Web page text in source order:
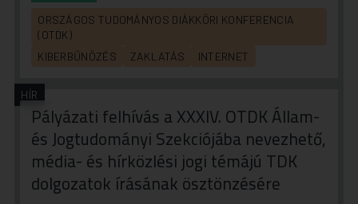
ORSZÁGOS TUDOMÁNYOS DIÁKKÖRI KONFERENCIA
(OTDK)
KIBERBŰNÖZÉS
ZAKLATÁS INTERNET
HÍR
Pályázati felhívás a XXXIV. OTDK Állam-
és Jogtudományi Szekciójába nevezhető,
média- és hírközlési jogi témájú TDK
dolgozatok írásának ösztönzésére